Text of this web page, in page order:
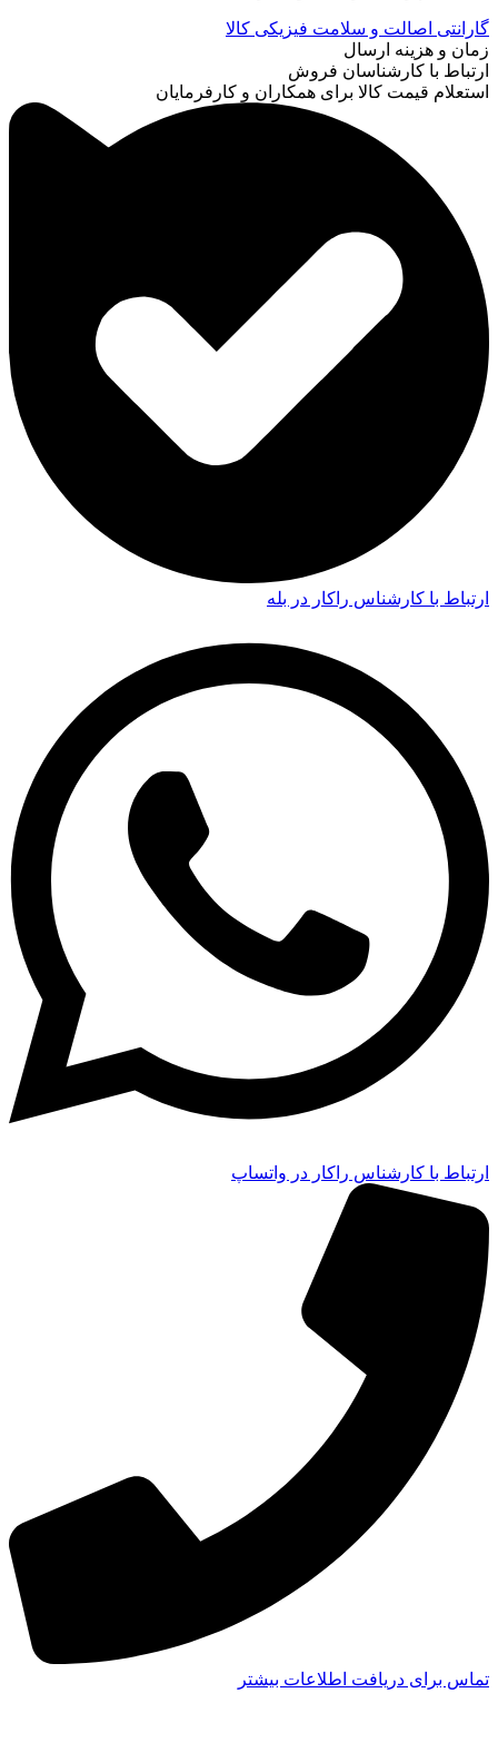
گارانتی اصالت و سلامت فیزیکی کالا
زمان و هزینه ارسال
ارتباط با کارشناسان فروش
استعلام قیمت کالا برای همکاران و کارفرمایان
ارتباط با کارشناس راکار در بله
ارتباط با کارشناس راکار در واتساپ
تماس برای دریافت اطلاعات بیشتر